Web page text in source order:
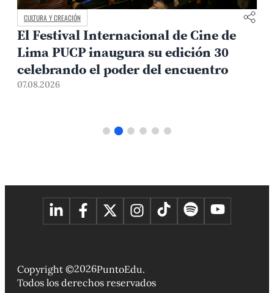
CULTURA Y CREACIÓN
El Festival Internacional de Cine de
Lima PUCP inaugura su edición 30
celebrando el poder del encuentro
07.08.2026
Copyright ©2026PuntoEdu.
Todos los derechos reservados